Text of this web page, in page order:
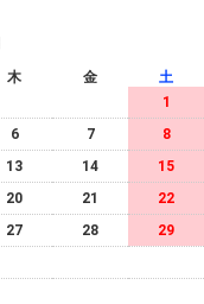
木 金
土
1
6 7
8
13 14
15
20 21
22
27 28
29